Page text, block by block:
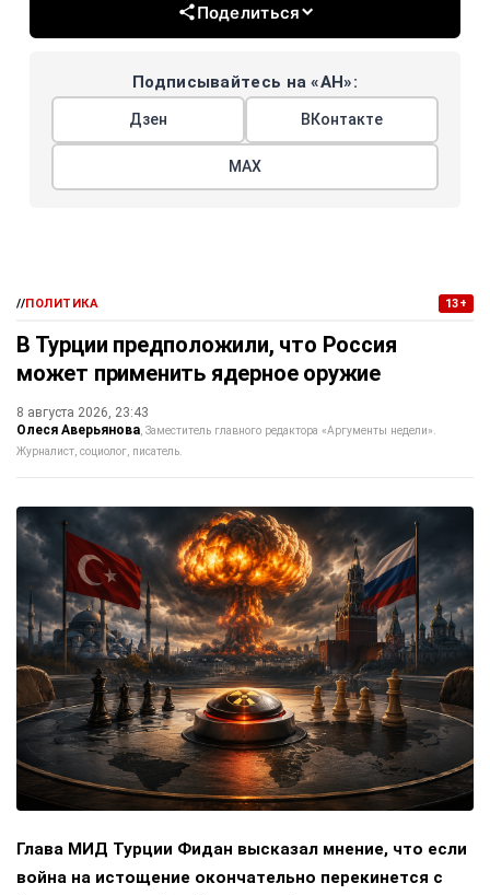
Поделиться
Подписывайтесь на «АН»:
Дзен ВКонтакте
МАХ
//ПОЛИТИКА 13+
В Турции предположили, что Россия
может применить ядерное оружие
8 августа 2026, 23:43
Олеся Аверьянова Заместитель главного редактора «Аргументы недели».
Журналист, социолог, писатель.
Глава МИД Турции Фидан высказал мнение, что если
война на истощение окончательно перекинется с